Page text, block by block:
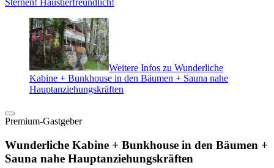
Weitere Infos zu Wunderliche
Kabine + Bunkhouse in den Bäumen + Sauna nahe
Hauptanziehungskräften
Premium-Gastgeber
Wunderliche Kabine + Bunkhouse in den Bäumen +
Sauna nahe Hauptanziehungskräften